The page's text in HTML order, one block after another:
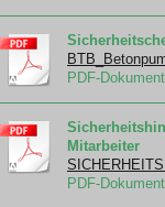
PDF-
Mitarbeiter
PDF-